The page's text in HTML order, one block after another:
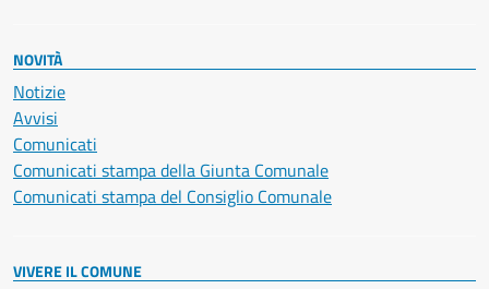
NOVITÀ
Notizie
Avvisi
Comunicati
Comunicati stampa della Giunta Comunale
Comunicati stampa del Consiglio Comunale
VIVERE IL COMUNE